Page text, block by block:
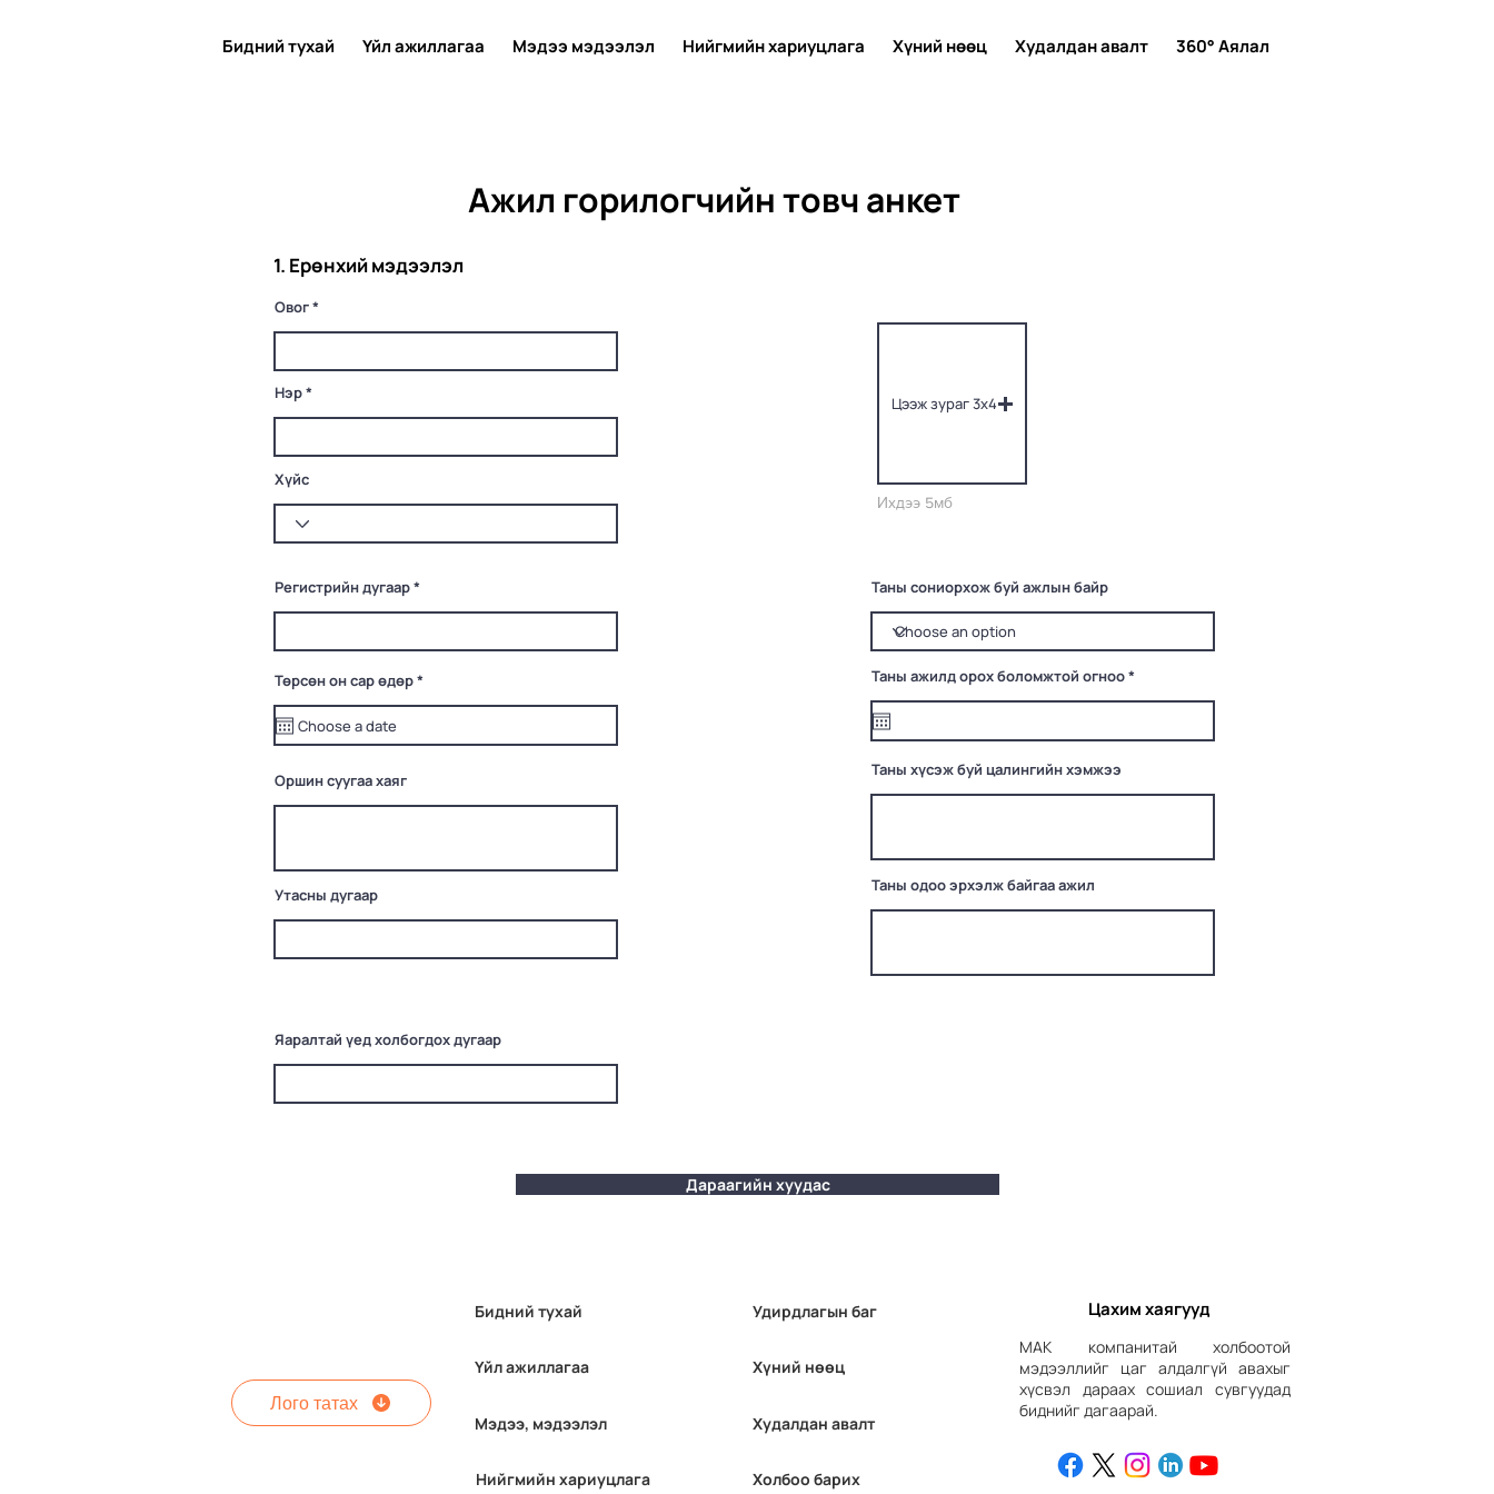
Бидний тухай Үйл ажиллагаа Мэдээ мэдээлэл Нийгмийн хариуцлага Хүний нөөц Худалдан авалт 360° Аялал
Ажил горилогчийн товч анкет
1. Ерөнхий мэдээлэл
Овог
Нэр
Хүйс
Регистрийн дугаар
Төрсөн он сар өдөр*
q
r
Оршин суугаа хаяг
Утасны дугаар
Цээж зураг 3х4
Ихдээ 5мб
Таны сониорхож буй ажлын байр
Таны ажилд орох боломжтой огноо*
q
r
Таны хүсэж буй цалингийн хэмжээ
Таны одоо эрхэлж байгаа ажил
Яаралтай үед холбогдох дугаар
Дараагийн хуудас
Лого татах
Бидний тухай
Үйл ажиллагаа
Мэдээ, мэдээлэл
Нийгмийн хариуцлага
Удирдлагын баг
Хүний нөөц
Худалдан авалт
Холбоо барих
Цахим хаягууд
МАК компанитай холбоотой
мэдээллийг цаг алдалгүй авахыг
хүсвэл дараах сошиал сувгуудад
биднийг дагаарай.